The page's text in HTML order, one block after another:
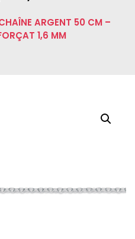
ARGENT 50 CM –
1,6 MM